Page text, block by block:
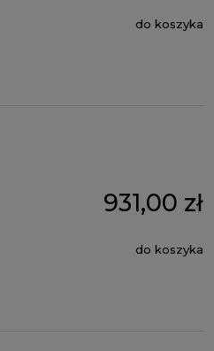
do koszyka
931,00 zł
do koszyka